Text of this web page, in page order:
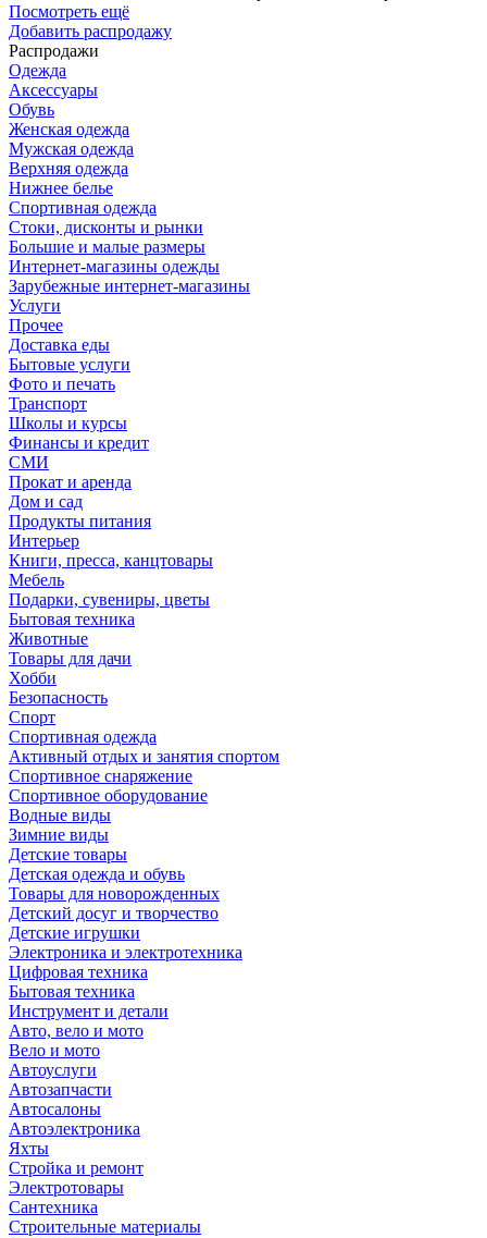
Посмотреть ещё
Добавить распродажу
Распродажи
Одежда
Аксессуары
Обувь
Женская одежда
Мужская одежда
Верхняя одежда
Нижнее белье
Спортивная одежда
Стоки, дисконты и рынки
Большие и малые размеры
Интернет-магазины одежды
Зарубежные интернет-магазины
Услуги
Прочее
Доставка еды
Бытовые услуги
Фото и печать
Транспорт
Школы и курсы
Финансы и кредит
СМИ
Прокат и аренда
Дом и сад
Продукты питания
Интерьер
Книги, пресса, канцтовары
Мебель
Подарки, сувениры, цветы
Бытовая техника
Животные
Товары для дачи
Хобби
Безопасность
Спорт
Спортивная одежда
Активный отдых и занятия спортом
Спортивное снаряжение
Спортивное оборудование
Водные виды
Зимние виды
Детские товары
Детская одежда и обувь
Товары для новорожденных
Детский досуг и творчество
Детские игрушки
Электроника и электротехника
Цифровая техника
Бытовая техника
Инструмент и детали
Авто, вело и мото
Вело и мото
Автоуслуги
Автозапчасти
Автосалоны
Автоэлектроника
Яхты
Стройка и ремонт
Электротовары
Сантехника
Строительные материалы